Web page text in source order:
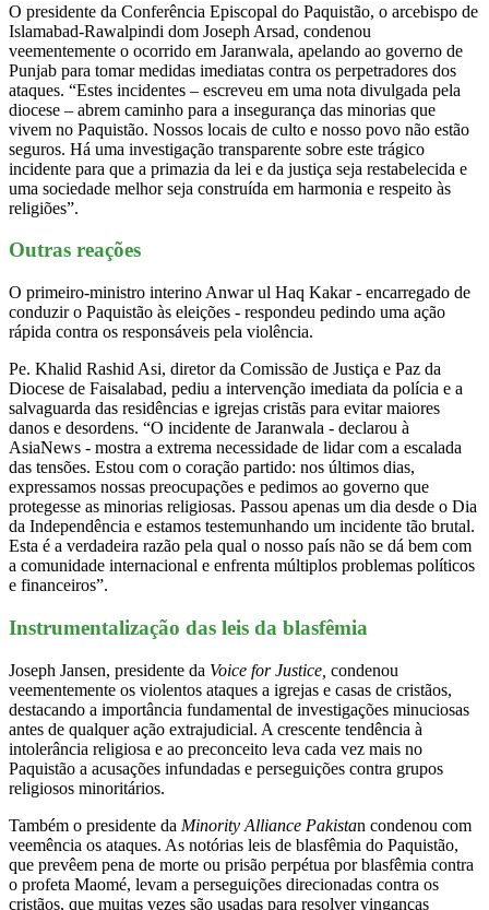
O presidente da Conferência Episcopal do Paquistão, o arcebispo de
Islamabad-Rawalpindi dom Joseph Arsad, condenou
veementemente o ocorrido em Jaranwala, apelando ao governo de
Punjab para tomar medidas imediatas contra os perpetradores dos
ataques. “Estes incidentes – escreveu em uma nota divulgada pela
diocese – abrem caminho para a insegurança das minorias que
vivem no Paquistão. Nossos locais de culto e nosso povo não estão
seguros. Há uma investigação transparente sobre este trágico
incidente para que a primazia da lei e da justiça seja restabelecida e
uma sociedade melhor seja construída em harmonia e respeito às
religiões”.
Outras reações
O primeiro-ministro interino Anwar ul Haq Kakar - encarregado de
conduzir o Paquistão às eleições - respondeu pedindo uma ação
rápida contra os responsáveis ​​pela violência.
Pe. Khalid Rashid Asi, diretor da Comissão de Justiça e Paz da
Diocese de Faisalabad, pediu a intervenção imediata da polícia e a
salvaguarda das residências e igrejas cristãs para evitar maiores
danos e desordens. “O incidente de Jaranwala - declarou à
AsiaNews - mostra a extrema necessidade de lidar com a escalada
das tensões. Estou com o coração partido: nos últimos dias,
expressamos nossas preocupações e pedimos ao governo que
protegesse as minorias religiosas. Passou apenas um dia desde o Dia
da Independência e estamos testemunhando um incidente tão brutal.
Esta é a verdadeira razão pela qual o nosso país não se dá bem com
a comunidade internacional e enfrenta múltiplos problemas políticos
e financeiros”.
Instrumentalização das leis da blasfêmia
Joseph Jansen, presidente da Voice for Justice, condenou
veementemente os violentos ataques a igrejas e casas de cristãos,
destacando a importância fundamental de investigações minuciosas
antes de qualquer ação extrajudicial. A crescente tendência à
intolerância religiosa e ao preconceito leva cada vez mais no
Paquistão a acusações infundadas e perseguições contra grupos
religiosos minoritários.
Também o presidente da Minority Alliance Pakistan condenou com
veemência os ataques. As notórias leis de blasfêmia do Paquistão,
que prevêem pena de morte ou prisão perpétua por blasfêmia contra
o profeta Maomé, levam a perseguições direcionadas contra os
cristãos, que muitas vezes são usadas para resolver vinganças